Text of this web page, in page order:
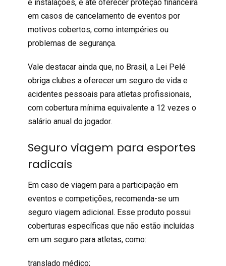
e instalações, e até oferecer proteção financeira
em casos de cancelamento de eventos por
motivos cobertos, como intempéries ou
problemas de segurança.
Vale destacar ainda que, no Brasil, a Lei Pelé
obriga clubes a oferecer um seguro de vidae
acidentes pessoais para atletas profissionais,
com cobertura mínima equivalente a 12 vezes o
salário anual do jogador.
Seguro viagem para esportes
radicais
Em caso de viagem para a participação em
eventos e competições, recomenda-se um
seguro viagemadicional. Esse produto possui
coberturas específicas que não estão incluídas
em um seguro para atletas, como:
translado médico;